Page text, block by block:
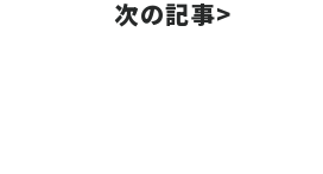
次の記事>